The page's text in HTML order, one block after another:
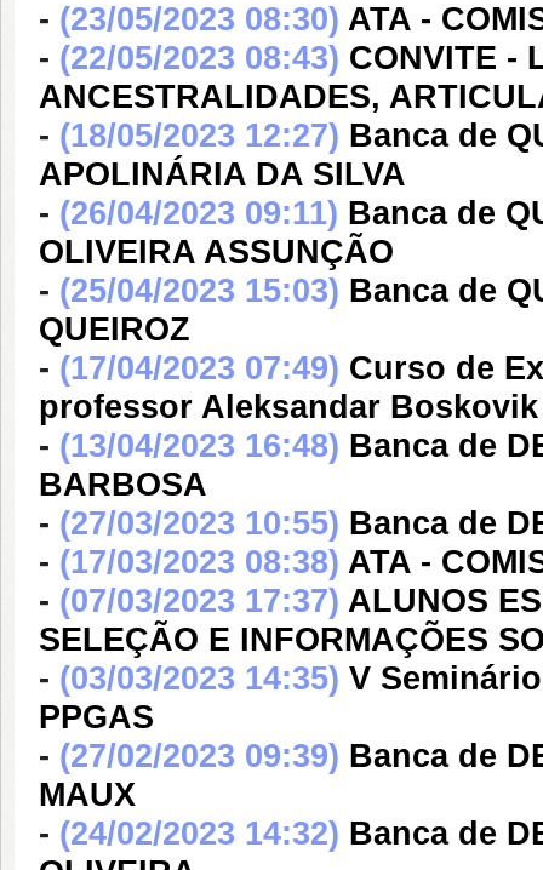
- (23/05/2023 08:30) ATA -
- (22/05/2023 08:43) CONVITE -
ANCESTRALIDADES,
- (18/05/2023 12:27) Banca de
APOLINÁRIA DA SILVA
- (26/04/2023 09:11) Banca de
OLIVEIRA ASSUNÇÃO
- (25/04/2023 15:03) Banca de
QUEIROZ
- (17/04/2023 07:49) Curso de
professor Aleksandar Boskovik
- (13/04/2023 16:48) Banca de
BARBOSA
- (27/03/2023 10:55) Banca de
- (17/03/2023 08:38) ATA -
- (07/03/2023 17:37) ALUNOS
SELEÇÃO E INFORMAÇÕES
- (03/03/2023 14:35) V
PPGAS
- (27/02/2023 09:39) Banca de
MAUX
- (24/02/2023 14:32) Banca de